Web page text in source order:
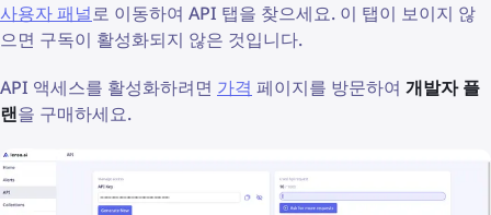
사용자 패널로 이동하여 API 탭을 찾으세요. 이 탭이 보이지 않
으면 구독이 활성화되지 않은 것입니다.
API 액세스를 활성화하려면 가격 페이지를 방문하여 개발자 플
랜을 구매하세요.